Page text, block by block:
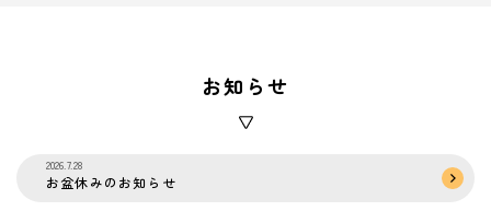
お知らせ
2026.7.28
お盆休みのお知らせ